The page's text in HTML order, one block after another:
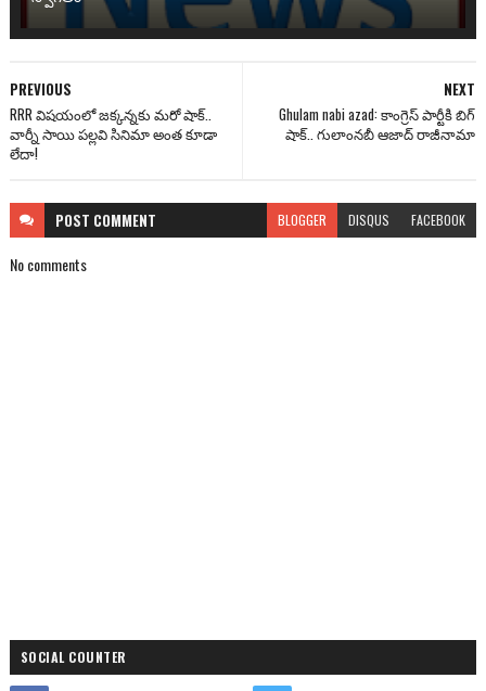
NEXT
Ghulam nabi azad: కాంగ్రెస్ పార్టీకి బిగ్
షాక్.. గులాంనబీ ఆజాద్ రాజీనామా
PREVIOUS
RRR విషయంలో జక్కన్నకు మరో షాక్..
వార్నీ సాయి ప‌ల్ల‌వి సినిమా అంత కూడా
లేదా!
POST COMMENT BLOGGER DISQUS FACEBOOK
No comments
SOCIAL COUNTER